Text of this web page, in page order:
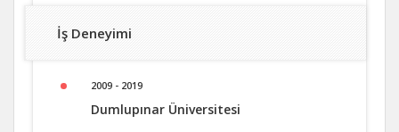
İş Deneyimi
2009 - 2019
Dumlupınar Üniversitesi